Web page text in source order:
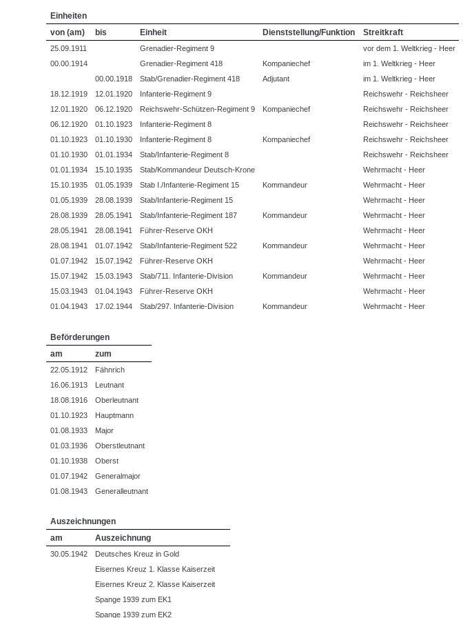
Einheiten
von (am)
bis Einheit Dienststellung/Funktion Streitkraft
25.09.1911 Grenadier-Regiment 9
vor dem 1. Weltkrieg - Heer
00.00.1914
Grenadier-Regiment 418 Kompaniechef
im 1. Weltkrieg - Heer
00.00.1918
Stab/Grenadier-Regiment 418 Adjutant
im 1. Weltkrieg - Heer
18.12.1919
12.01.1920 Infanterie-Regiment 9
Reichswehr - Reichsheer
12.01.1920
06.12.1920 Reichswehr-Schützen-Regiment 9 Kompaniechef
Reichswehr - Reichsheer
06.12.1920
01.10.1923 Infanterie-Regiment 8
Reichswehr - Reichsheer
01.10.1923
01.10.1930 Infanterie-Regiment 8 Kompaniechef
Reichswehr - Reichsheer
01.10.1930
01.01.1934 Stab/Infanterie-Regiment 8
Reichswehr - Reichsheer
01.01.1934
15.10.1935 Stab/Kommandeur Deutsch-Krone
Wehrmacht - Heer
15.10.1935
01.05.1939 Stab I./Infanterie-Regiment 15 Kommandeur
Wehrmacht - Heer
01.05.1939
28.08.1939 Stab/Infanterie-Regiment 15
Wehrmacht - Heer
28.08.1939
28.05.1941 Stab/Infanterie-Regiment 187 Kommandeur
Wehrmacht - Heer
28.05.1941
28.08.1941 Führer-Reserve OKH
Wehrmacht - Heer
28.08.1941
01.07.1942 Stab/Infanterie-Regiment 522 Kommandeur
Wehrmacht - Heer
01.07.1942
15.07.1942 Führer-Reserve OKH
Wehrmacht - Heer
15.07.1942
15.03.1943 Stab/711. Infanterie-Division Kommandeur
Wehrmacht - Heer
15.03.1943
01.04.1943 Führer-Reserve OKH
Wehrmacht - Heer
01.04.1943
17.02.1944 Stab/297. Infanterie-Division Kommandeur Wehrmacht - Heer
Beförderungen
am
zum
22.05.1912
Fähnrich
16.06.1913
Leutnant
18.08.1916
Oberleutnant
01.10.1923
Hauptmann
01.08.1933
Major
01.03.1936
Oberstleutnant
01.10.1938
Oberst
01.07.1942
Generalmajor
01.08.1943
Generalleutnant
Auszeichnungen
am
Auszeichnung
30.05.1942
Deutsches Kreuz in Gold
Eisernes Kreuz 1. Klasse Kaiserzeit
Eisernes Kreuz 2. Klasse Kaiserzeit
Spange 1939 zum EK1
Spange 1939 zum EK2